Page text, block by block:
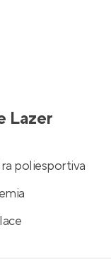
Lazer
poliesportiva